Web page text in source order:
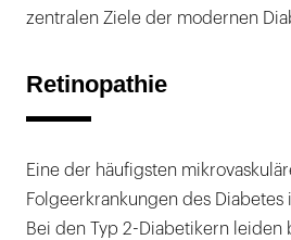
zentralen Ziele der modernen
Retinopathie
Eine der häufigsten
Folgeerkrankungen des Diabetes
Bei den Typ 2-Diabetikern leiden